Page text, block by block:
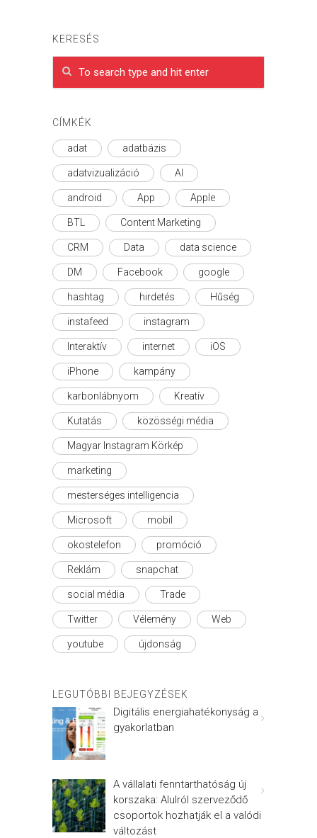
KERESÉS
CÍMKÉK
adat adatbázis
adatvizualizáció AI
android App Apple
BTL Content Marketing
CRM Data data science
DM Facebook google
hashtag hirdetés Hűség
instafeed instagram
Interaktív internet iOS
iPhone kampány
karbonlábnyom Kreatív
Kutatás közösségi média
Magyar Instagram Körkép
marketing
mesterséges intelligencia
Microsoft mobil
okostelefon promóció
Reklám snapchat
social média Trade
Twitter Vélemény Web
youtube újdonság
LEGUTÓBBI BEJEGYZÉSEK
Digitális energiahatékonyság a
gyakorlatban
A vállalati fenntarthatóság új
korszaka: Alulról szerveződő
csoportok hozhatják el a valódi
változást